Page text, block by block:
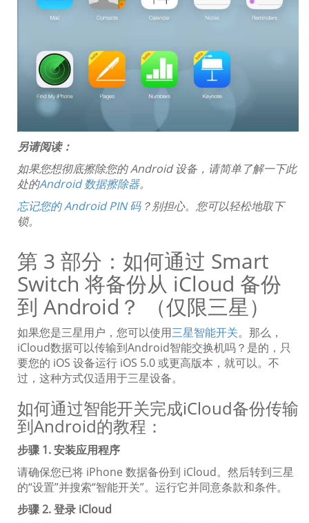
另请阅读：
如果您想彻底擦除您的 Android 设备，请简单了解一下此
处的Android 数据擦除器。
忘记您的 Android PIN 码？别担心。您可以轻松地取下
锁。
第 3 部分：如何通过 Smart
Switch 将备份从 iCloud 备份
到 Android？ （仅限三星）
如果您是三星用户，您可以使用三星智能开关。那么，
iCloud数据可以传输到Android智能交换机吗？是的，只
要您的 iOS 设备运行 iOS 5.0 或更高版本，就可以。不
过，这种方式仅适用于三星设备。
如何通过智能开关完成iCloud备份传输
到Android的教程：
步骤 1. 安装应用程序
请确保您已将 iPhone 数据备份到 iCloud。然后转到三星
的“设置”并搜索“智能开关”。运行它并同意条款和条件。
步骤 2. 登录 iCloud